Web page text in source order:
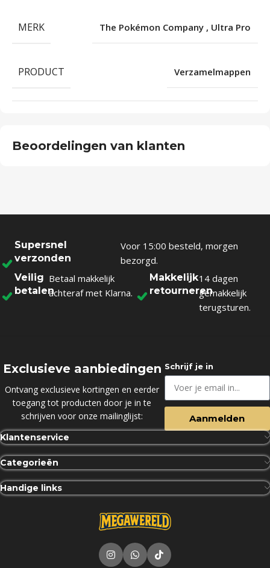
MERK The Pokémon Company , Ultra Pro
PRODUCT Verzamelmappen
Beoordelingen van klanten
Supersnel
verzonden
Voor 15:00 besteld, morgen
bezorgd.
Veilig
betalen
Betaal makkelijk
achteraf met Klarna.
Makkelijk
retourneren
14 dagen
gemakkelijk
terugsturen.
Exclusieve aanbiedingen
Ontvang exclusieve kortingen en eerder
toegang tot producten door je in te
schrijven voor onze mailinglijst:
Schrijf je in
Aanmelden
Klantenservice
Categorieën
Handige links